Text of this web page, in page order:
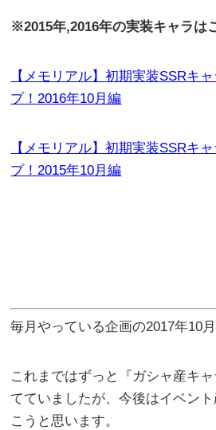
※2015年,2016年の実装キャラは
【メモリアル】初期実装SSRキ
プ！2016年10月編
【メモリアル】初期実装SSRキ
プ！2015年10月編
毎月やっている企画の2017年10月
これまではずっと『ガシャ産キ
てていましたが、今後はイベン
こうと思います。